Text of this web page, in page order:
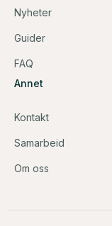
Nyheter
Guider
FAQ
Annet
Kontakt
Samarbeid
Om oss